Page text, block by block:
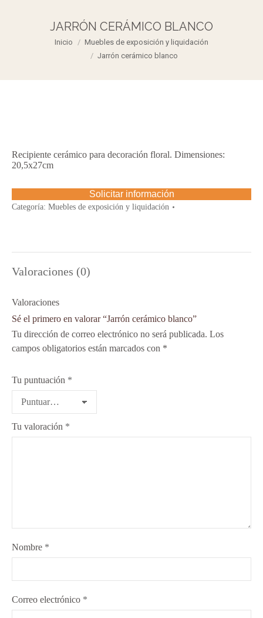
JARRÓN CERÁMICO BLANCO
Inicio
Muebles de exposición y liquidación
Jarrón cerámico blanco
Recipiente cerámico para decoración floral. Dimensiones:
20,5x27cm
Solicitar información
Categoría: Muebles de exposición y liquidación
Valoraciones (0)
Valoraciones
Sé el primero en valorar “Jarrón cerámico blanco”
Tu dirección de correo electrónico no será publicada. Los
campos obligatorios están marcados con *
Tu puntuación *
Tu valoración *
Nombre *
Correo electrónico *